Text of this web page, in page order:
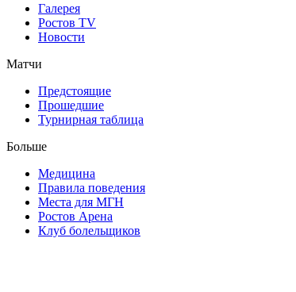
Галерея
Ростов TV
Новости
Матчи
Предстоящие
Прошедшие
Турнирная таблица
Больше
Медицина
Правила поведения
Места для МГН
Ростов Арена
Клуб болельщиков